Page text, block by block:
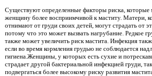
Существуют определенные факторы риска, которые
женщину более восприимчивой к маститу. Матери,
отнимают от груди своих детей, могут страдать от
потому что это может вызвать нагрубание. Редкое
также может увеличить риск мастита. Инфекция
если во время кормления грудью не соблюдается
гигиена.Женщины, у которых есть сухие и
страдает другой бактериальной инфекцией груди,
подвергаться более высокому риску развития